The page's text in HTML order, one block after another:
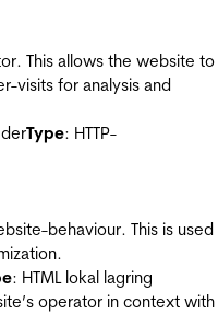
This allows the website to
visits for analysis and
Type: HTTP-
behaviour. This is used
: HTML lokal lagring
operator in context with